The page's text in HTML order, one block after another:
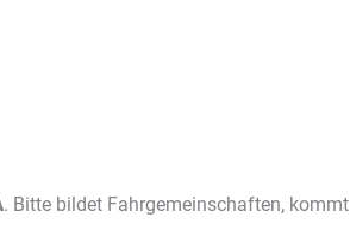
. Bitte bildet Fahrgemeinschaften, kommt